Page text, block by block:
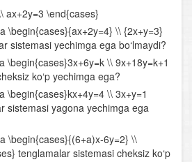
va tengsizliklar
ax+2y=3 \end{cases}
\begin{cases}{ax+2y=4} \\ {2x+y=3}
sistemasi yechimga ega bo‘lmaydi?
\begin{cases}3x+6y=k \\ 9x+18y=k+1
ko‘p yechimga ega?
\begin{cases}kx+4y=4 \\ 3x+y=1
sistemasi yagona yechimga ega
\begin{cases}{(6+a)x-6y=2} \\
tenglamalar sistemasi cheksiz ko‘p